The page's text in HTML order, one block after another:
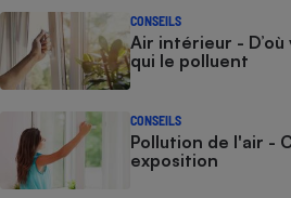
CONSEILS
Air intérieur -
qui le polluent
CONSEILS
Pollution de l'air -
exposition